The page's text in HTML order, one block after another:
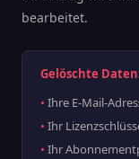
bearbeitet.
Gelöschte
Ihre E-Mail-
Ihr
Ihr